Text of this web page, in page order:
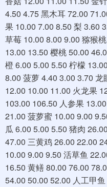
4.50 4.75 黑木耳 72.00
果 10.00 7.00 8.50 梨 3.60
草莓 10.00 8.00 9.00 猕猴
13.00 13.50 樱桃 50.00
橙 6.00 5.00 5.50 柠檬
8.00 菠萝 4.40 3.00 3.70
12.00 10.00 11.00 火龙果
103.00 106.50 人参果
21.00 菠萝蜜 10.00 9.00
瓜 6.00 5.00 5.50 猪肉
47.00 三黄鸡 26.00 22.00
10.00 9.00 9.50 活草鱼
16.50 黄鳝 80.00 76.00
54.00 50.00 52.00 人工甲